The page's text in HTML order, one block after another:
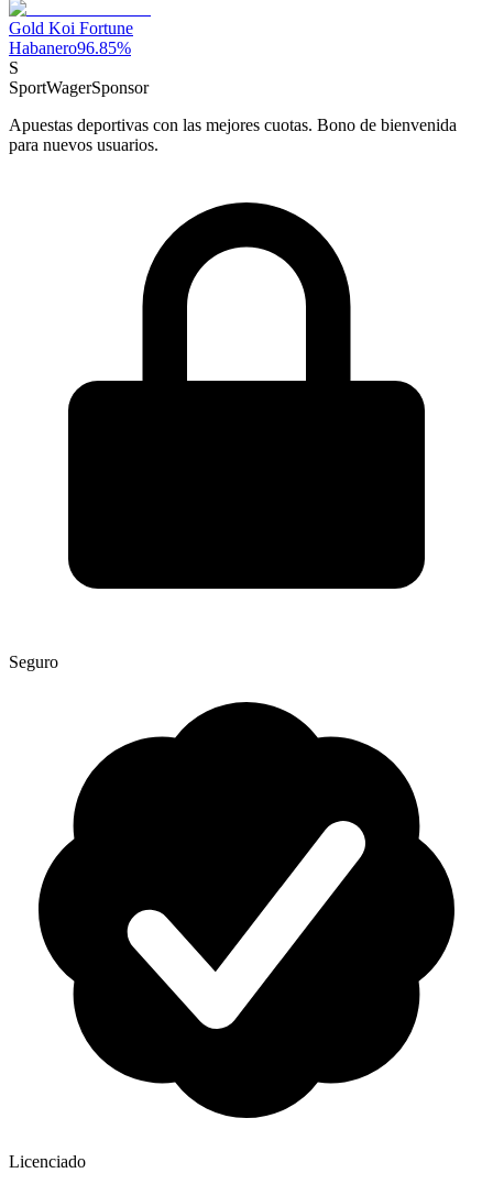
Gold Koi Fortune
Habanero96.85%
S
SportWagerSponsor
Apuestas deportivas con las mejores cuotas. Bono de bienvenida
para nuevos usuarios.
Seguro
Licenciado